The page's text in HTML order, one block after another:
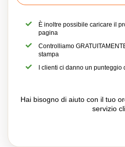
È inoltre possibile caricare il
pagina
Controlliamo
stampa
I clienti ci danno un punteggio
Hai bisogno di aiuto con il tuo
servizio